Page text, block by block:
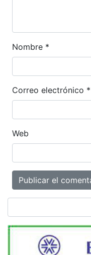
Nombre *
Correo electrónico *
Web